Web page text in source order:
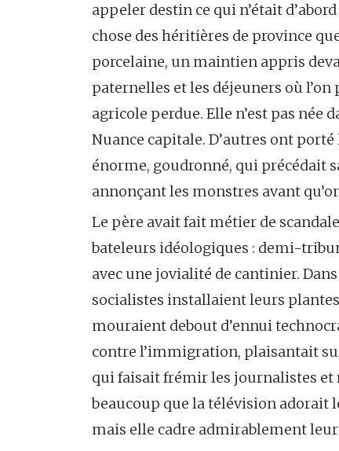
appeler destin ce qui n’était
chose des héritières de province
porcelaine, un maintien appris
paternelles et les déjeuners où
agricole perdue. Elle n’est pas née
Nuance capitale. D’autres ont
énorme, goudronné, qui précédait
annonçant les monstres avant
Le père avait fait métier de
bateleurs idéologiques : demi-
avec une jovialité de cantinier.
socialistes installaient leurs
mouraient debout d’ennui
contre l’immigration, plaisantait
qui faisait frémir les journalistes
beaucoup que la télévision adorait
mais elle cadre admirablement